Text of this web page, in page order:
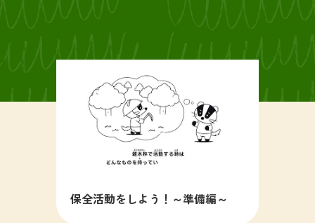
保全活動をしよう！～準備編～